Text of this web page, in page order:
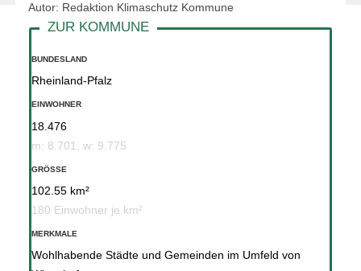
Autor: Redaktion Klimaschutz Kommune
BUNDESLAND
Rheinland-Pfalz
EINWOHNER
18.476
m: 8.701, w: 9.775
GRÖSSE
102.55 km²
180 Einwohner je km²
MERKMALE
Wohlhabende Städte und Gemeinden im Umfeld von